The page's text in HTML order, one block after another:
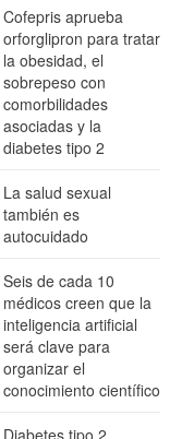
Cofepris aprueba
orforglipron para tratar
la obesidad, el
sobrepeso con
comorbilidades
asociadas y la
diabetes tipo 2
La salud sexual
también es
autocuidado
Seis de cada 10
médicos creen que la
inteligencia artificial
será clave para
organizar el
conocimiento científico
Diabetes tipo 2,